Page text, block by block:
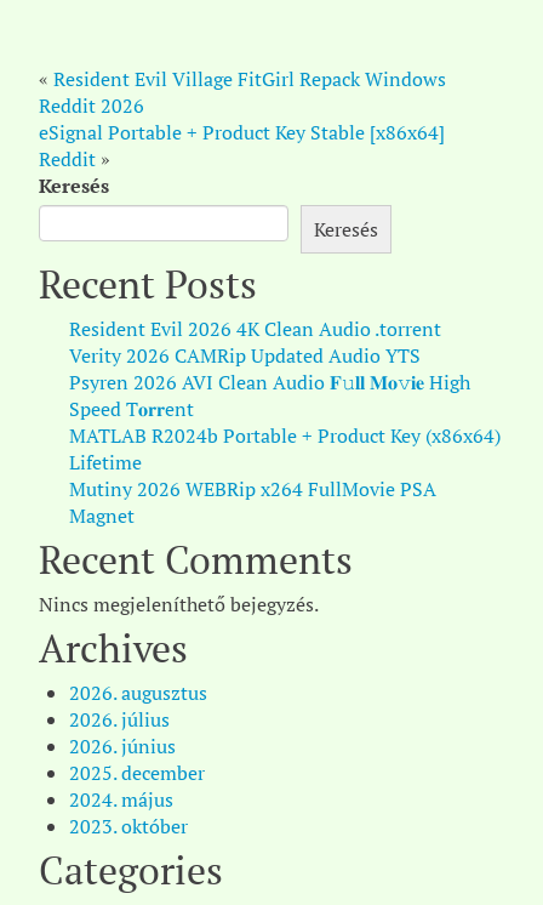
« Resident Evil Village FitGirl Repack Windows
Reddit 2026
eSignal Portable + Product Key Stable [x86x64]
Reddit »
Keresés
Keresés
Recent Posts
Resident Evil 2026 4K Clean Audio .torrent
Verity 2026 CAMRip Updated Audio YTS
Psyren 2026 AVI Clean Audio 𝐅𝚞𝐥𝐥 𝐌𝐨𝚟𝐢𝐞 High
Speed T𝐨𝐫𝐫ent
MATLAB R2024b Portable + Product Key (x86x64)
Lifetime
Mutiny 2026 WEBRip x264 FullMovie PSA
Magnet
Recent Comments
Nincs megjeleníthető bejegyzés.
Archives
2026. augusztus
2026. július
2026. június
2025. december
2024. május
2023. október
Categories